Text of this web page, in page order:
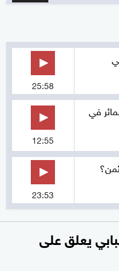
25:58
في
12:55
23:53
يعلق على